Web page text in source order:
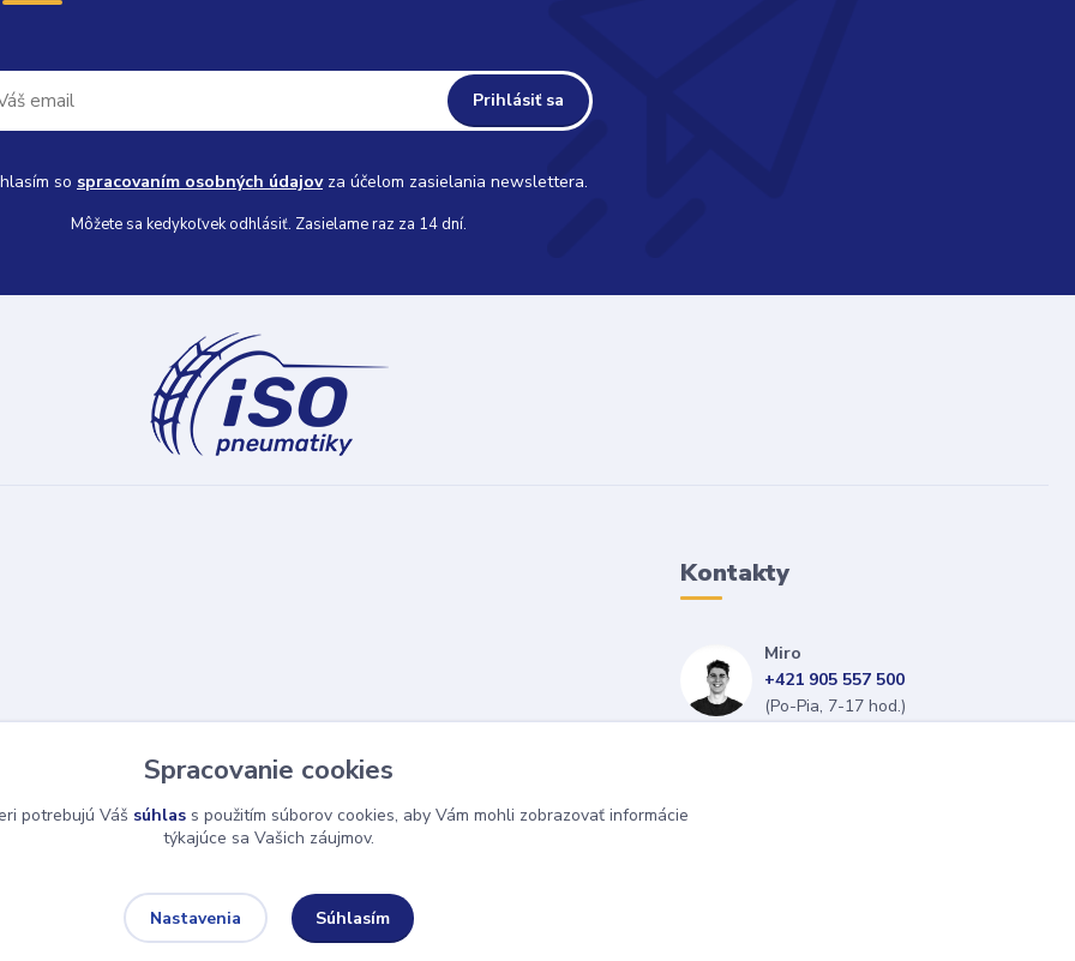
Prihlásiť sa
so spracovaním osobných údajovza účelom zasielania newslettera.
Môžete sa kedykoľvek odhlásiť. Zasielame raz za 14 dní.
Kontakty
Miro
+421 905 557 500
(Po-Pia, 7-17 hod.)
Spracovanie cookies
potrebujú Váš súhlas s použitím súborov cookies, aby Vám mohli zobrazovať informácie
týkajúce sa Vašich záujmov.
Nastavenia Súhlasím